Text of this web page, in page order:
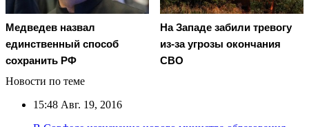
Медведев назвал
единственный способ
сохранить РФ
На Западе забили тревогу
из-за угрозы окончания
СВО
Новости по теме
15:48 Авг. 19, 2016